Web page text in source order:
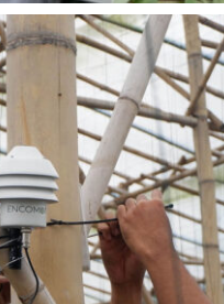
Lembang Encomotion